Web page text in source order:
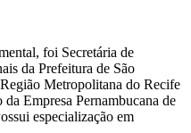
foi Secretária de
da Prefeitura de São
Metropolitana do Recife
Empresa Pernambucana de
especialização em